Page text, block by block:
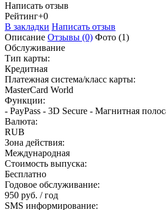
Написать отзыв
Рейтинг+0
В закладки Написать отзыв
Описание Отзывы (0) Фото (1)
Обслуживание
Тип карты:
Кредитная
Платежная система/класс карты:
MasterCard World
Функции:
- PayPass - 3D Secure - Магнитная
Валюта:
RUB
Зона действия:
Международная
Стоимость выпуска:
Бесплатно
Годовое обслуживание:
950 руб. / год
SMS информирование: